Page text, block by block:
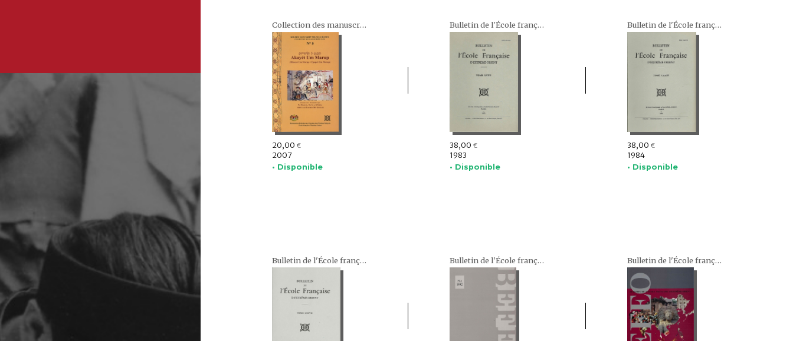
Collection des manuscrits cam : Koleksi Manuskrip Melayu Campa
20,00 €
2007
• Disponible
Bulletin de l'École française d'Extrême-Orient (BEFEO)
38,00 €
1983
• Disponible
Bulletin de l'École française d'Extrême-Orient (BEFEO)
38,00 €
1984
• Disponible
Bulletin de l'École française d'Extrême-Orient (BEFEO) Bulletin de l'École française d'Extrême-Orient (BEFEO) Bulletin de l'École française d'Extrême-Orient (BEFEO)